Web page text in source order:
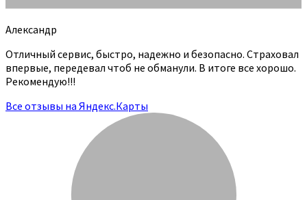
Александр
Отличный сервис, быстро, надежно и безопасно. Страховал
впервые, передевал чтоб не обманули. В итоге все хорошо.
Рекомендую!!!
Все отзывы на Яндекс.Карты